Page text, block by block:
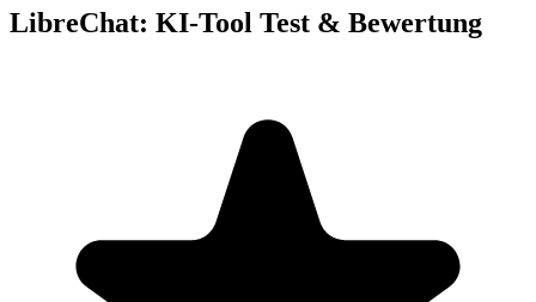
LibreChat: KI-Tool Test & Bewertung